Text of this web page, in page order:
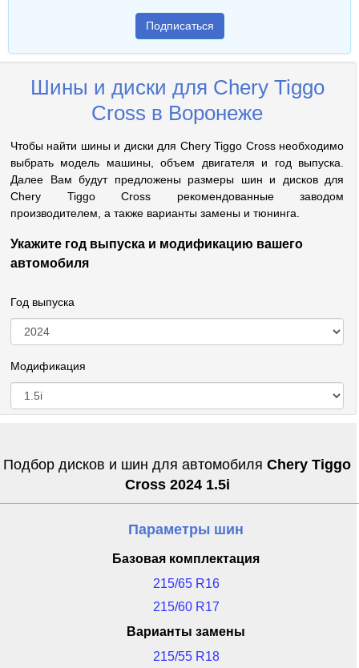
Подписаться
Шины и диски для Chery Tiggo
Cross в Воронеже
Чтобы найти шины и диски для Chery Tiggo Cross необходимо
выбрать модель машины, объем двигателя и год выпуска.
Далее Вам будут предложены размеры шин и дисков для
Chery Tiggo Cross рекомендованные заводом
производителем, а также варианты замены и тюнинга.
Укажите год выпуска и модификацию вашего
автомобиля
Год выпуска
Модификация
Подбор дисков и шин для автомобиля Chery Tiggo
Cross 2024 1.5i
Параметры шин
Базовая комплектация
215/65 R16
215/60 R17
Варианты замены
215/55 R18